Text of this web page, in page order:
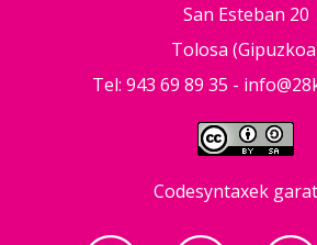
San Esteban 20
Tolosa
Tel: 943 69 89 35 -
Codesyntaxek